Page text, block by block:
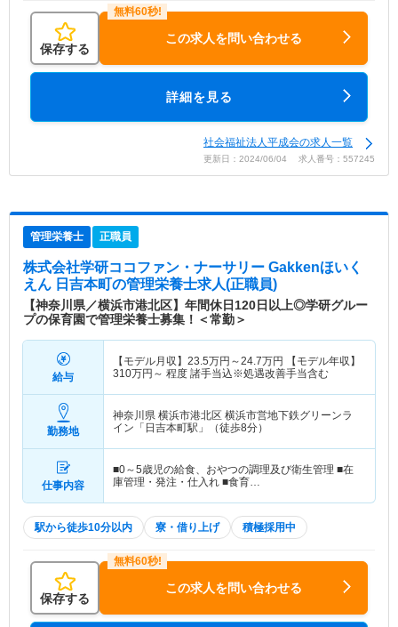
保存する
この求人を問い合わせる
詳細を見る
社会福祉法人平成会の求人一覧
更新日：2024/06/04 求人番号：557245
管理栄養士 正職員
株式会社学研ココファン・ナーサリー Gakkenほいく
えん 日吉本町の管理栄養士求人(正職員)
【神奈川県／横浜市港北区】年間休日120日以上◎学研グルー
プの保育園で管理栄養士募集！＜常勤＞
給与
【モデル月収】 23.5万円～24.7万円
【モデル年収】
310万円～ 程度 諸手当込※処遇改善手当含む
勤務地
神奈川県 横浜市港北区 横浜市営地下鉄グリーンラ
イン「日吉本町駅」（徒歩8分）
仕事内容
■0～5歳児の給食、おやつの調理及び衛生管理 ■在
庫管理・発注・仕入れ ■食育…
駅から徒歩10分以内 寮・借り上げ 積極採用中
保存する
この求人を問い合わせる